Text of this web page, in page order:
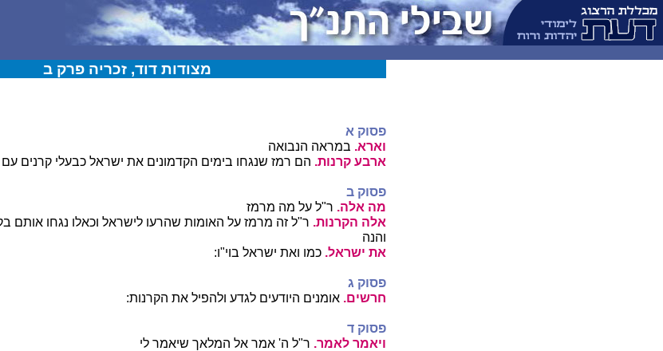
מצודות דוד, זכריה פרק ב
פסוק א
וארא. במראה הנבואה
ארבע קרנות. הם רמז שנגחו בימים הקדמונים את ישראל כבעלי קרנים עם
פסוק ב
מה אלה. ר"ל על מה מרמז
אלה הקרנות. ר"ל זה מרמז על האומות שהרעו לישראל וכאלו נגחו אותם
והנה
את ישראל. כמו ואת ישראל בוי"ו:
פסוק ג
חרשים. אומנים היודעים לגדע ולהפיל את הקרנות:
פסוק ד
ויאמר לאמר. ר"ל ה' אמר אל המלאך שיאמר לי